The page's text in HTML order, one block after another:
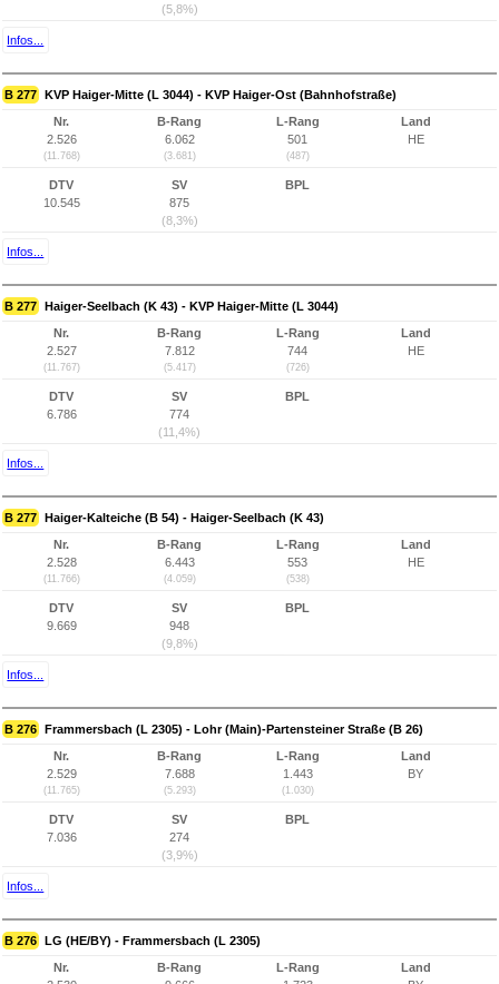
(5,8%)
Infos...
B 277 KVP Haiger-Mitte (L 3044) - KVP Haiger-Ost (Bahnhofstraße)
Nr.
2.526
(11.768)
B-Rang
6.062
(3.681)
L-Rang
501
(487)
Land
HE
DTV
10.545
SV
875
(8,3%)
BPL
Infos...
B 277 Haiger-Seelbach (K 43) - KVP Haiger-Mitte (L 3044)
Nr.
2.527
(11.767)
B-Rang
7.812
(5.417)
L-Rang
744
(726)
Land
HE
DTV
6.786
SV
774
(11,4%)
BPL
Infos...
B 277 Haiger-Kalteiche (B 54) - Haiger-Seelbach (K 43)
Nr.
2.528
(11.766)
B-Rang
6.443
(4.059)
L-Rang
553
(538)
Land
HE
DTV
9.669
SV
948
(9,8%)
BPL
Infos...
B 276 Frammersbach (L 2305) - Lohr (Main)-Partensteiner Straße (B 26)
Nr.
2.529
(11.765)
B-Rang
7.688
(5.293)
L-Rang
1.443
(1.030)
Land
BY
DTV
7.036
SV
274
(3,9%)
BPL
Infos...
B 276 LG (HE/BY) - Frammersbach (L 2305)
Nr.
B-Rang
L-Rang
Land